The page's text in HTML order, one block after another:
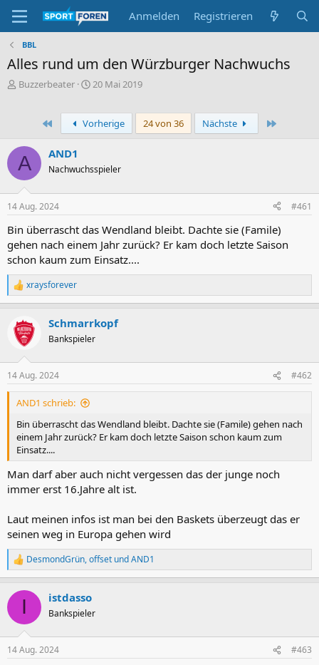
Anmelden Registrieren
BBL
Alles rund um den Würzburger Nachwuchs
E
l
e
Buzzerbeater
E
t
e
t
20 Mai 2019
Erste Vorherige 24 von 36 Nächste
A AND1
Nachwuchsspieler
14 Aug. 2024 #461
Bin überrascht das Wendland bleibt. Dachte sie (Famile)
gehen nach einem Jahr zurück? Er kam doch letzte Saison
schon kaum zum Einsatz....
R
e
k
t
e
n
xraysforever
Schmarrkopf
Bankspieler
14 Aug. 2024 #462
AND1 schrieb:
Bin überrascht das Wendland bleibt. Dachte sie (Famile) gehen nach
einem Jahr zurück? Er kam doch letzte Saison schon kaum zum
Einsatz....
Man darf aber auch nicht vergessen das der junge noch
immer erst 16.Jahre alt ist.
Laut meinen infos ist man bei den Baskets überzeugt das er
seinen weg in Europa gehen wird
R
e
k
i
e
DesmondGrün,offset undAND1
I istdasso
Bankspieler
14 Aug. 2024 #463